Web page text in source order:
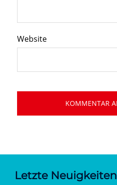
Website
Letzte Neuigkeiten